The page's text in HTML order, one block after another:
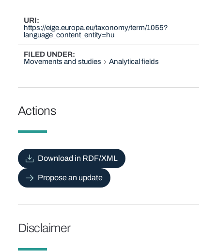
URI
https://eige.europa.eu/taxonomy/term/1055?
language_content_entity=hu
FILED UNDER
Movements and studies
Analytical fields
Actions
Download in RDF/XML
Propose an update
Disclaimer